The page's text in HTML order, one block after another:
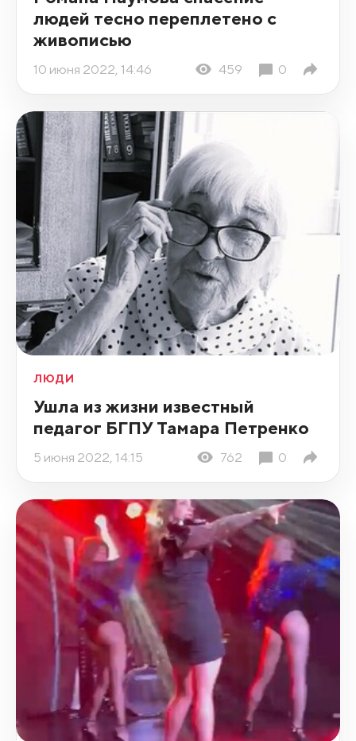
людей тесно переплетено с
живописью
10 июня 2022, 14:46 459 0
ЛЮДИ
Ушла из жизни известный
педагог БГПУ Тамара Петренко
5 июня 2022, 14:15 762 0